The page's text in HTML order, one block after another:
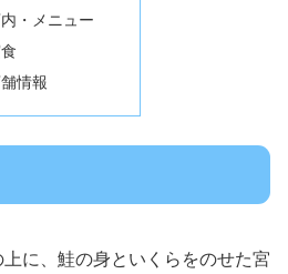
・メニュー
情報
に、鮭の身といくらをのせた宮